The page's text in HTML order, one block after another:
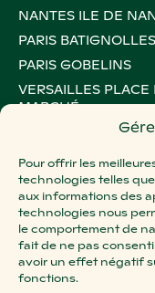
Pour offrir les
technologies telles
aux informations des
technologies nous
le comportement de
fait de ne pas
avoir un effet négatif
fonctions.
NANTES ILE DE
PARIS BATIGNOLLES
PARIS GOBELINS
VERSAILLES PLACE
MARCHÉ
PARIS LE MARAIS
PARIS
PARIS OXYGEN
PARIS ROSA PARKS
STRASBOURG
STRASBOURG
PARIS VICTOIRE